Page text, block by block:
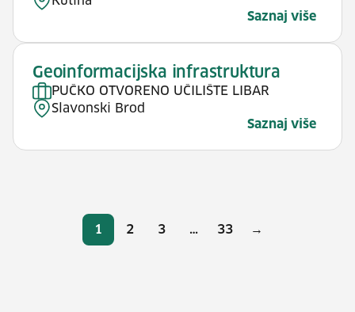
Saznaj više
Geoinformacijska infrastruktura
PUČKO OTVORENO UČILIŠTE LIBAR
Slavonski Brod
Saznaj više
Brojevi stranica
Stranica
1 Stranica
2 Stranica
3 … Stranica
33 →